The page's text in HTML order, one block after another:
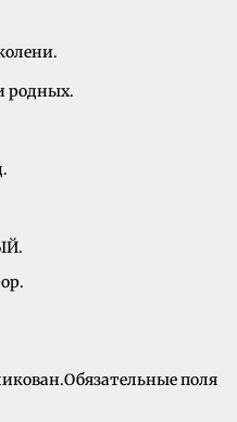
родных.
Обязательные поля